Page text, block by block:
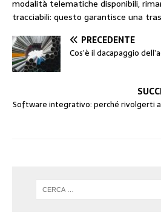
modalità telematiche disponibili,
tracciabili: questo garantisce una
PRECEDENTE
Cos’è il dacapaggio
Software integrativo: perché rivolgerti a